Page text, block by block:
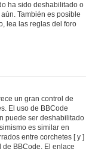
ha sido deshabilitado o
También es posible
lea las reglas del foro
un gran control de
El uso de BBCode
puede ser deshabilitado
es similar en
entre corchetes [ y ]
de BBCode. El enlace